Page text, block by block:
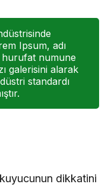
Ipsum, adı
hurufat numune
galerisini alarak
standardı
dikkatini